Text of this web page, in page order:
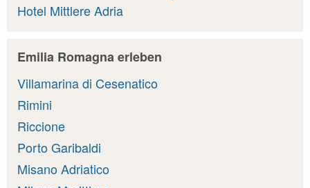
Hotel Mittlere Adria
Emilia Romagna erleben
Villamarina di Cesenatico
Rimini
Riccione
Porto Garibaldi
Misano Adriatico